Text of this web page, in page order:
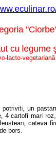
cu legume
lacto-vegetariană
un
4 cartofi mari
cateva
bors.